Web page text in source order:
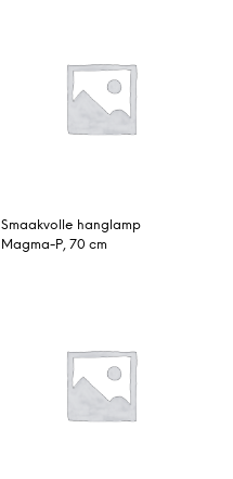
Smaakvolle hanglamp
Magma-P, 70 cm